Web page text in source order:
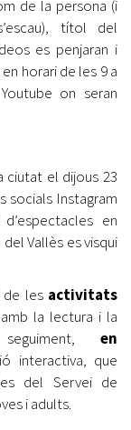
de la persona (i
títol del
es penjaran i
horari de les 9 a
on seran
ciutat el dijous 23
socials Instagram
en
Vallès es visqui
de les activitats
la lectura i la
en
interactiva, que
del Servei de
i adults.